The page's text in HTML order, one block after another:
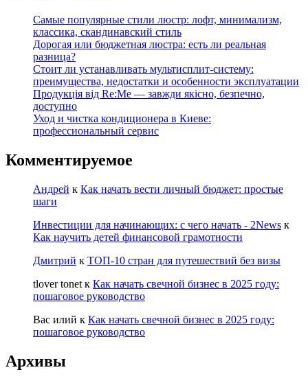
Самые популярные стили люстр: лофт, минимализм,
классика, скандинавский стиль
Дорогая или бюджетная люстра: есть ли реальная
разница?
Стоит ли устанавливать мультисплит-систему:
преимущества, недостатки и особенности эксплуатации
Продукція від Re:Me — завжди якісно, безпечно,
доступно
Уход и чистка кондиционера в Киеве:
профессиональный сервис
Комментируемое
Андрей к Как начать вести личный бюджет: простые
шаги
Инвестиции для начинающих: с чего начать - 2News к
Как научить детей финансовой грамотности
Дмитрий к ТОП-10 стран для путешествий без визы
tlover tonet к Как начать свечной бизнес в 2025 году:
пошаговое руководство
Вас илий к Как начать свечной бизнес в 2025 году:
пошаговое руководство
Архивы